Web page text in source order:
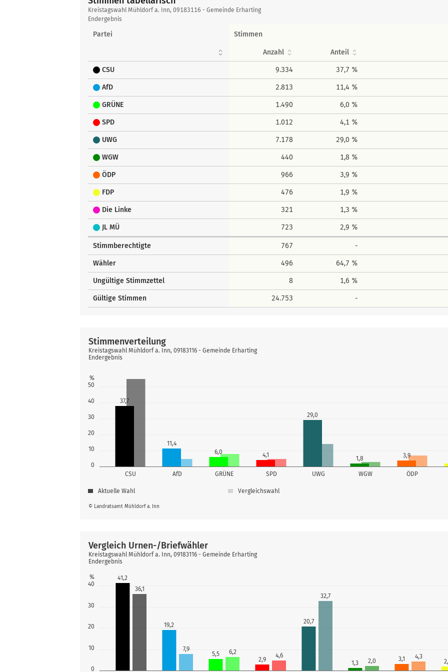
Stimmen
tabellarisch
Kreistagswahl Mühldorf a. Inn, 09183116 - Gemeinde Erharting
Endergebnis
Partei Stimmen
Anzahl Anteil
CSU 9.334 37,7 %
AfD 2.813 11,4 %
GRÜNE 1.490 6,0 %
SPD 1.012 4,1 %
UWG 7.178 29,0 %
WGW 440 1,8 %
ÖDP 966 3,9 %
FDP 476 1,9 %
Die Linke 321 1,3 %
JL MÜ 723 2,9 %
Stimmberechtigte 767 -
Wähler 496 64,7 %
Ungültige Stimmzettel 8 1,6 %
Gültige Stimmen 24.753 -
0
10
20
30
40
50
%
CSU AfD GRÜNE SPD UWG WGW ÖDP
37,7
11,4
6,0
4,1
29,0
1,8 3,9
© Landratsamt Mühldorf a. Inn
Stimmenverteilung
Kreistagswahl Mühldorf a. Inn, 09183116 - Gemeinde Erharting
Endergebnis
Aktuelle Wahl Vergleichswahl
0
10
20
30
40
%
36,1
7,9 6,2 4,6
32,7
2,0
4,3
41,2
19,2
5,5
2,9
20,7
1,3
3,1
Vergleich Urnen-/Briefwähler
Kreistagswahl Mühldorf a. Inn, 09183116 - Gemeinde Erharting
Endergebnis